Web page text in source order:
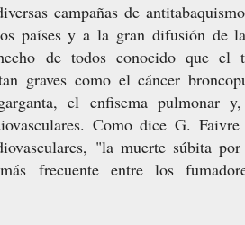
campañas de
países y a la gran difusión de
de todos conocido que el
graves como el cáncer
el enfisema pulmonar
Como dice G.
"la muerte súbita
frecuente entre los